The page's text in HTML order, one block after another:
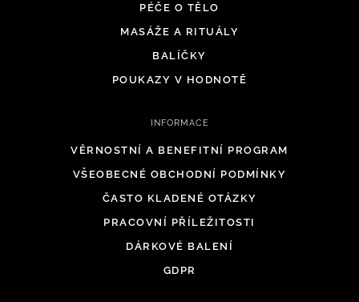
PÉČE O TĚLO
MASÁŽE A RITUÁLY
BALÍČKY
POUKAZY V HODNOTĚ
INFORMACE
VĚRNOSTNÍ A BENEFITNÍ PROGRAM
VŠEOBECNÉ OBCHODNÍ PODMÍNKY
ČASTO KLADENÉ OTÁZKY
PRACOVNÍ PŘÍLEŽITOSTI
DÁRKOVÉ BALENÍ
GDPR